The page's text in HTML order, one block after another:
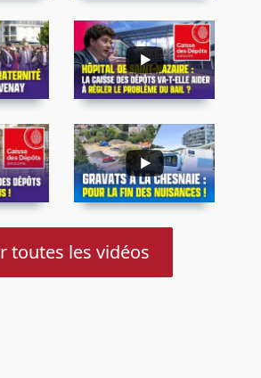
toutes les vidéos